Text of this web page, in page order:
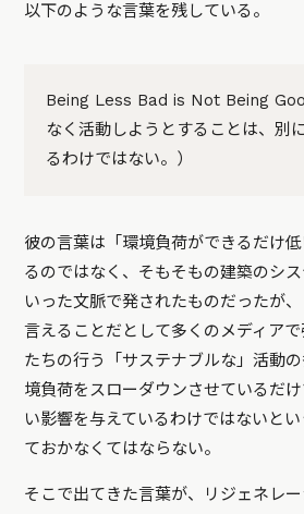
以下のような言葉を残している。
Being Less Bad is Not Being
なく活動しようとすることは、別
るわけではない。）
彼の言葉は「環境負荷ができるだけ
るのではなく、そもそもの建築のシ
いった文脈で発されたものだったが
言えることだとして多くのメディア
たちの行う「サステナブルな」活動
境負荷をスローダウンさせているだ
い影響を与えているわけではないと
ておかなくてはならない。
そこで出てきた言葉が、リジェネレ